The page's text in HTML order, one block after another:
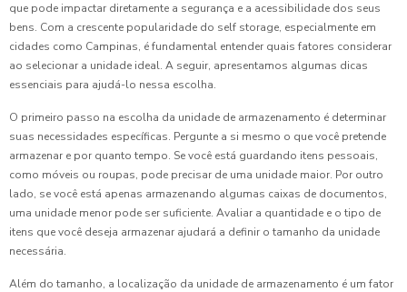
que pode impactar diretamente a segurança e a acessibilidade dos seus
bens. Com a crescente popularidade do self storage, especialmente em
cidades como Campinas, é fundamental entender quais fatores considerar
ao selecionar a unidade ideal. A seguir, apresentamos algumas dicas
essenciais para ajudá-lo nessa escolha.
O primeiro passo na escolha da unidade de armazenamento é determinar
suas necessidades específicas. Pergunte a si mesmo o que você pretende
armazenar e por quanto tempo. Se você está guardando itens pessoais,
como móveis ou roupas, pode precisar de uma unidade maior. Por outro
lado, se você está apenas armazenando algumas caixas de documentos,
uma unidade menor pode ser suficiente. Avaliar a quantidade e o tipo de
itens que você deseja armazenar ajudará a definir o tamanho da unidade
necessária.
Além do tamanho, a localização da unidade de armazenamento é um fator